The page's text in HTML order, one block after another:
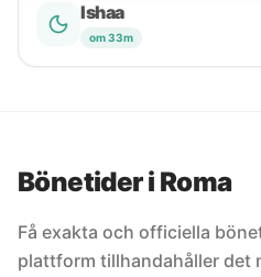
Ishaa
om 33m
Bönetider i Roma
Få exakta och officiella
plattform tillhandahåller det